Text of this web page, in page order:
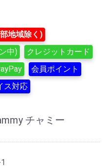
地域除く)
中)
クレジットカード
会員ポイント
ス対応
チャミー